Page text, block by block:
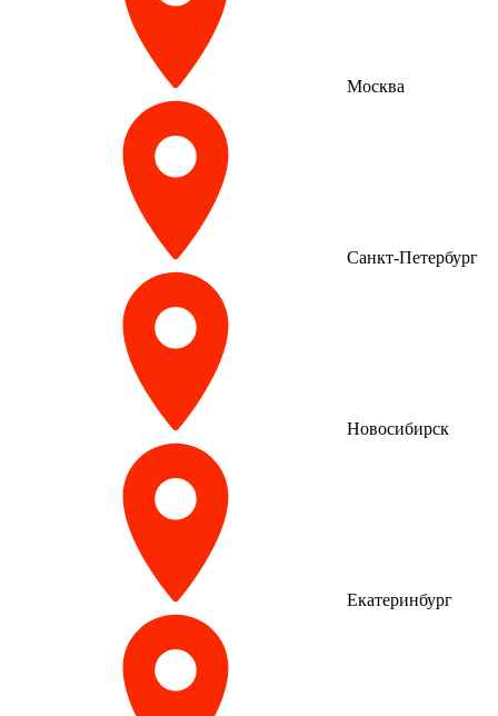
Москва
Санкт-Петербург
Новосибирск
Екатеринбург